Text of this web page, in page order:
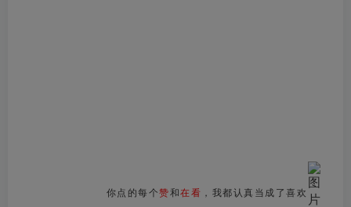
你点的每个赞和在看 ，我都认真当成了喜欢